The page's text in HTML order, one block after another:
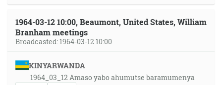
1964-03-12 10:00, Beaumont, United States, William
Branham meetings
Broadcasted: 1964-03-12 10:00
KINYARWANDA
1964_03_12 Amaso yabo ahumutse baramumenya